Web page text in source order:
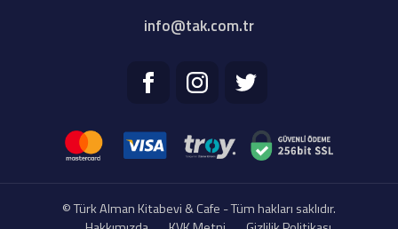
info@tak.com.tr
© Türk Alman Kitabevi & Cafe - Tüm hakları saklıdır.